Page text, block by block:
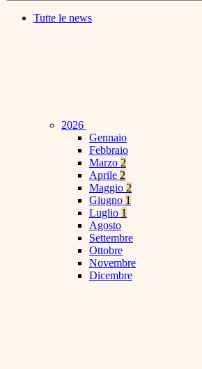
Tutte le news
2026
Gennaio
Febbraio
Marzo 2
Aprile 2
Maggio 2
Giugno 1
Luglio 1
Agosto
Settembre
Ottobre
Novembre
Dicembre